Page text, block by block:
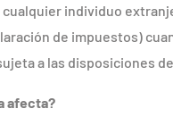
cualquier individuo
de impuestos)
a las disposiciones de
afecta?